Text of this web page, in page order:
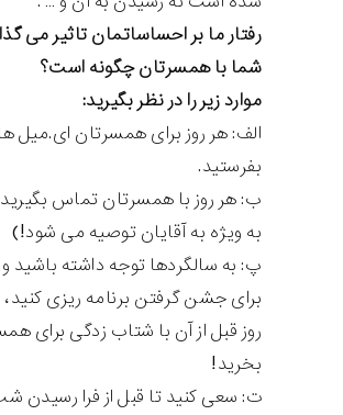
رفتار ما بر احساساتمان تاثیر می
شما با همسرتان چگونه است؟
موارد زیر را در نظر بگیرید:
الف: هر روز برای همسرتان ای.میل
بفرستید.
ب: هر روز با همسرتان تماس
به ویژه به آقایان توصیه می شود!)
پ: به سالگردها توجه داشته باشید
برای جشن گرفتن برنامه ریزی
روز قبل از آن با شتاب زدگی برای
بخرید!
ت: سعی کنید تا قبل از فرا رسیدن